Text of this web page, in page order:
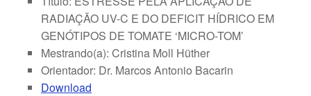
RADIAÇÃO UV-C E DO DEFICIT HÍDRICO EM
GENÓTIPOS DE TOMATE ‘MICRO-TOM’
Mestrando(a): Cristina Moll Hüther
Orientador: Dr. Marcos Antonio Bacarin
Download